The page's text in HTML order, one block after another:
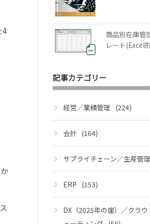
4
商品別在庫管
レート(Excel
記事カテゴリー
経営／業績管理 (224)
会計 (164)
サプライチェーン／生産管理
ERP (153)
DX（2025年の崖）／クラ